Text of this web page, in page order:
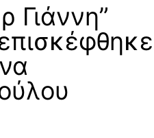
Γιάννη”